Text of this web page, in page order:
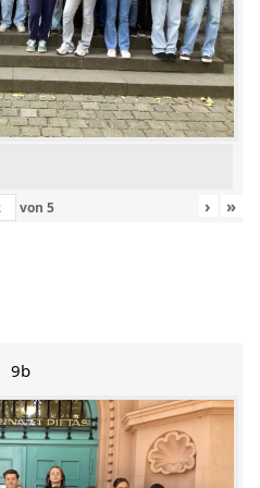
von 5 › »
9b